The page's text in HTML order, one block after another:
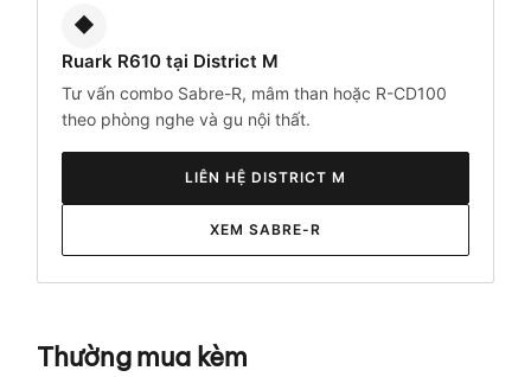
◆
Ruark R610 tại District M
Tư vấn combo Sabre-R, mâm than hoặc R-CD100
theo phòng nghe và gu nội thất.
LIÊN HỆ DISTRICT M
XEM SABRE-R
Thường mua kèm